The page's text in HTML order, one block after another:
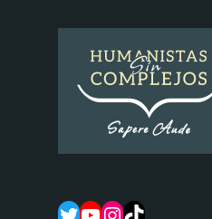
Twitter
YouTube
Instagram
TikTok